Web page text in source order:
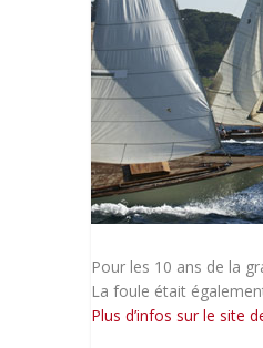
Pour les 10 ans de la
La foule était
Plus d’infos sur le site